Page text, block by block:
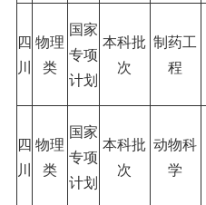
四
川
物理
类
国家
专项
计划
本科批
次
制药工
程
四
川
物理
类
国家
专项
计划
本科批
次
动物科
学